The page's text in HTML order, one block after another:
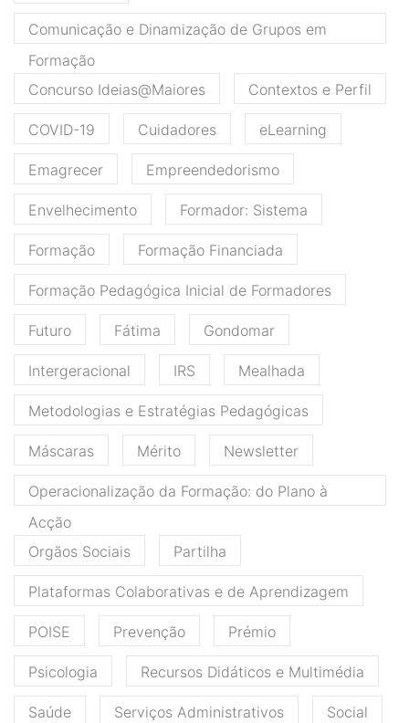
Comunicação e Dinamização de Grupos em
Formação
Concurso Ideias@Maiores
Contextos e Perfil
COVID-19 Cuidadores eLearning
Emagrecer Empreendedorismo
Envelhecimento Formador: Sistema
Formação Formação Financiada
Formação Pedagógica Inicial de Formadores
Futuro Fátima Gondomar
Intergeracional IRS Mealhada
Metodologias e Estratégias Pedagógicas
Máscaras Mérito Newsletter
Operacionalização da Formação: do Plano à
Acção
Orgãos Sociais
Partilha
Plataformas Colaborativas e de Aprendizagem
POISE Prevenção Prémio
Psicologia Recursos Didáticos e Multimédia
Saúde Serviços Administrativos Social